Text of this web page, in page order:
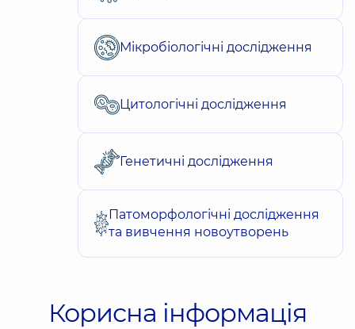
Мікробіологічні дослідження
Цитологічні дослідження
Генетичні дослідження
Патоморфологічні дослідження
та вивчення новоутворень
Корисна інформація